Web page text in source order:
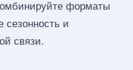
форматы
и
связи.